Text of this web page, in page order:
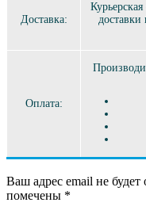
Доставка:
доставки
Оплата:
Ваш адрес email не будет
помечены *